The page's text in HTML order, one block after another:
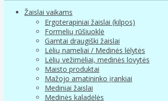
Žaislai vaikams
Ergoterapiniai žaislai (kilpos)
Formelių rūšiuoklė
Gamtai draugiški žaislai
Lėlių nameliai / Medinės lėlytės
Lėlių vežimėliai, medinės lovytės
Maisto produktai
Mažojo amatininko įrankiai
Mediniai žaislai
Medinės kaladėlės